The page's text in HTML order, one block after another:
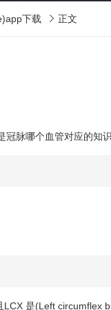
下载  正文
脉哪个血管对应的知
LCX 是(Left circumflex